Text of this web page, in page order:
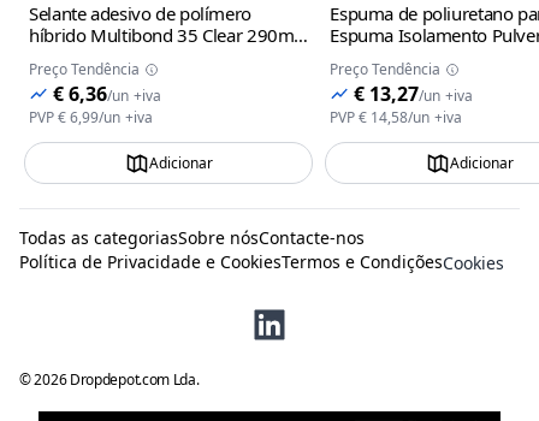
Selante adesivo de polímero
híbrido Multibond 35 Clear 290ml
Preço Tendência
€ 6,36/un +iva
PVP€ 6,99/un +iva
Adicionar
Espuma de poliuretano
Espuma Isolamento
Preço Tendência
€ 13,27/un +iva
PVP€ 14,58/un +iva
Adicionar
©2026 Dropdepot.com Lda.
Todas as categoriasSobre nósContacte-nos
Política de Privacidade e CookiesTermos e CondiçõesCookies